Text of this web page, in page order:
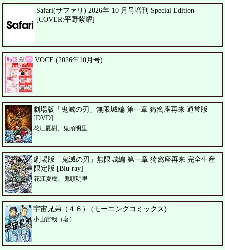
Safari(サファリ) 2026年 10 月号増刊 Special Edition
[COVER:平野紫耀]
VOCE (2026年10月号)
劇場版「鬼滅の刃」無限城編 第一章 猗窩座再来 通常版
[DVD]
花江夏樹、鬼頭明里
劇場版「鬼滅の刃」無限城編 第一章 猗窩座再来 完全生産
限定版 [Blu-ray]
花江夏樹、鬼頭明里
宇宙兄弟（４６） (モーニングコミックス)
小山宙哉（著）